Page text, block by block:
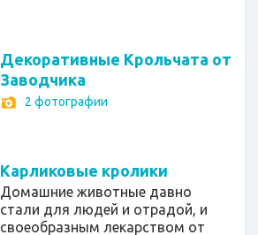
Декоративные Крольчата от
Заводчика
2 фотографии
Карликовые кролики
Домашние животные давно
стали для людей и отрадой, и
своеобразным лекарством от